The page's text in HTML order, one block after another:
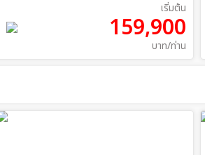
เริ่มต้น
159,900
บาท/ท่าน